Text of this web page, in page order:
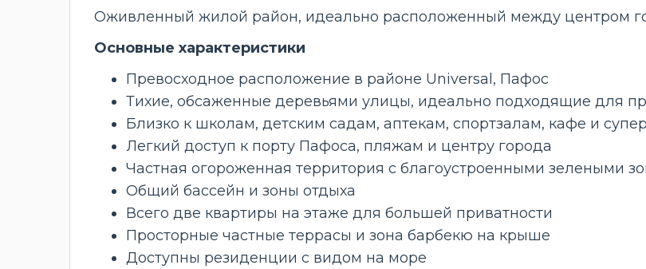
Оживленный жилой район, идеально расположенный между центром
Основные характеристики
Превосходное расположение в районе Universal, Пафос
Тихие, обсаженные деревьями улицы, идеально подходящие для
Близко к школам, детским садам, аптекам, спортзалам, кафе и
Легкий доступ к порту Пафоса, пляжам и центру города
Частная огороженная территория с благоустроенными зелеными
Общий бассейн и зоны отдыха
Всего две квартиры на этаже для большей приватности
Просторные частные террасы и зона барбекю на крыше
Доступны резиденции с видом на море